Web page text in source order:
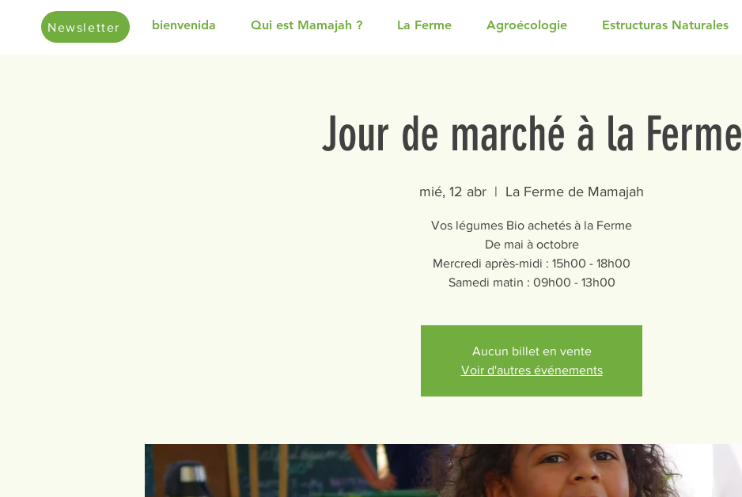
Newsletter bienvenida Qui est Mamajah ? La Ferme Agroécologie Estructuras Naturales
Jour de marché à la Ferme
mié, 12 abr
  |
La Ferme de Mamajah
Vos légumes Bio achetés à la Ferme
De mai à octobre
Mercredi après-midi : 15h00 - 18h00
Samedi matin : 09h00 - 13h00
Aucun billet en vente
Voir d'autres événements